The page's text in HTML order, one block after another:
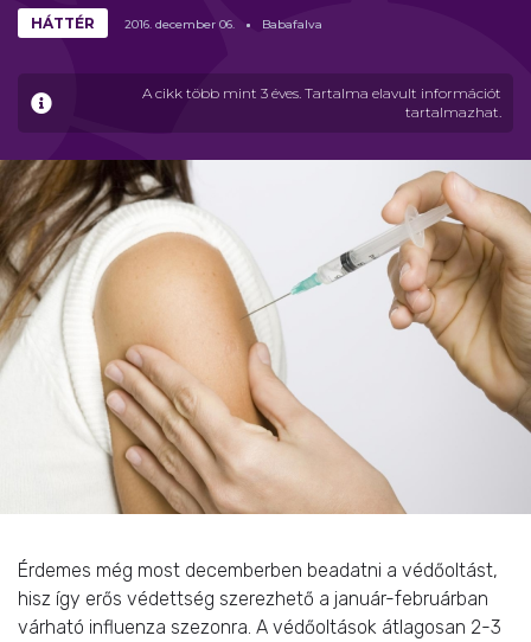
A cikk több mint 3 éves. Tartalma elavult információt
tartalmazhat.
HÁTTÉR 2016. december 06. Babafalva
Érdemes még most decemberben beadatni a védőoltást,
hisz így erős védettség szerezhető a január-februárban
várható influenza szezonra. A védőoltások átlagosan 2-3